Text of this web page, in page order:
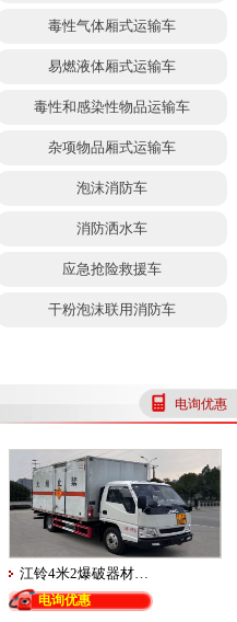
毒性气体厢式运输车
易燃液体厢式运输车
毒性和感染性物品运输车
杂项物品厢式运输车
泡沫消防车
消防洒水车
应急抢险救援车
干粉泡沫联用消防车
电询优惠
江铃4米2爆破器材…
电询优惠